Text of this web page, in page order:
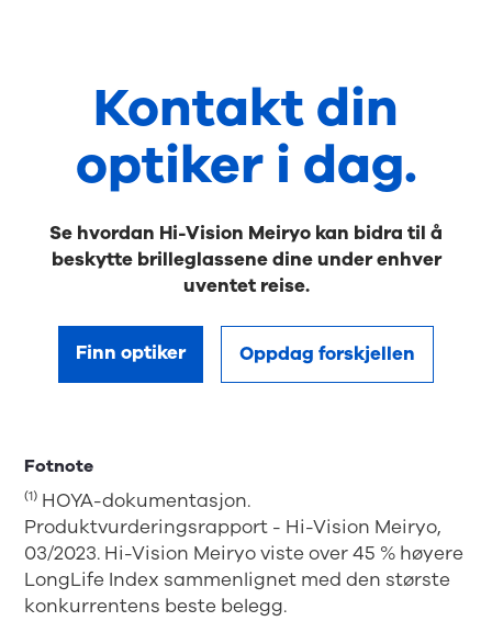
Kontakt din
optiker i dag.
Se hvordan Hi-Vision Meiryo kan bidra til å
beskytte brilleglassene dine under enhver
uventet reise.
Finn optiker Oppdag forskjellen
Fotnote
(1) HOYA-dokumentasjon.
Produktvurderingsrapport - Hi-Vision Meiryo,
03/2023. Hi-Vision Meiryo viste over 45 % høyere
LongLife Index sammenlignet med den største
konkurrentens beste belegg.